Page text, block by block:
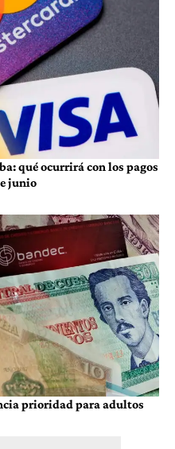
qué ocurrirá con los pagos
junio
prioridad para adultos